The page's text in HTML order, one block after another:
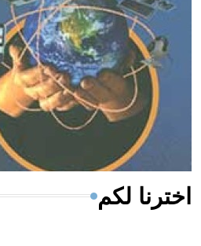
ويعود له الفضل بأنه حرر الطب من
- هل تعلم أن المرجان إفراز
من مادة كربونات الكلسيوم، وهو
أجود أنواعه، ويمتاز بكبر الحجم
اخترنا لكم